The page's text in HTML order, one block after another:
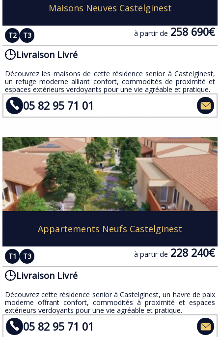
Maisons Neuves Castelginest
T2 T3 à partir de 258 690€
Livraison Livré
Découvrez les maisons de cette résidence senior à Castelginest,
un refuge moderne alliant confort, commodités de proximité et
espaces extérieurs verdoyants pour une vie agréable et pratique.
05 82 95 71 01
Appartements Neufs Castelginest
T1 T3 à partir de 228 240€
Livraison Livré
​Découvrez cette résidence senior à Castelginest, un havre de paix
moderne offrant confort, commodités à proximité et espaces
extérieurs verdoyants pour une vie agréable et pratique.
05 82 95 71 01